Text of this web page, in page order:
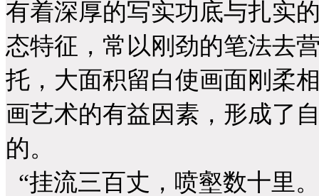
有着深厚的写实功底与扎实
态特征，常以刚劲的笔法去
托，大面积留白使画面刚柔
画艺术的有益因素，形成了
的。
“挂流三百丈，喷壑数十里